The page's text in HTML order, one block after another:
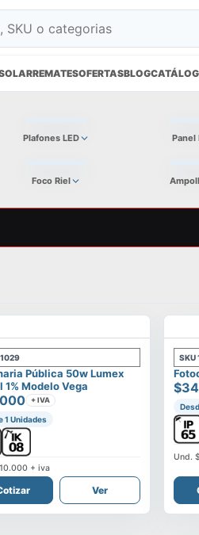
REMATESOFERTASBLOG
Plafones LED Panel
Foco Riel
Pública 50w Lumex
1% Modelo Vega
+ IVA
1 Unidades
+ iva
Ver
SKU
Und.